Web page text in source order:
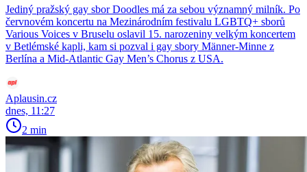
Jediný pražský gay sbor Doodles má za sebou významný milník. Po
červnovém koncertu na Mezinárodním festivalu LGBTQ+ sborů
Various Voices v Bruselu oslavil 15. narozeniny velkým koncertem
v Betlémské kapli, kam si pozval i gay sbory Männer-Minne z
Berlína a Mid-Atlantic Gay Men’s Chorus z USA.
Aplausin.cz
dnes, 11:27
2 min